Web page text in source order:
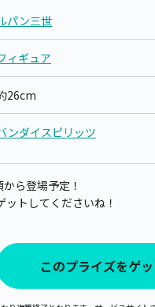
パン三世
ィギュア
26cm
ンダイスピリッツ
ら登場予定！
トしてくださいね！
このプライズをゲ